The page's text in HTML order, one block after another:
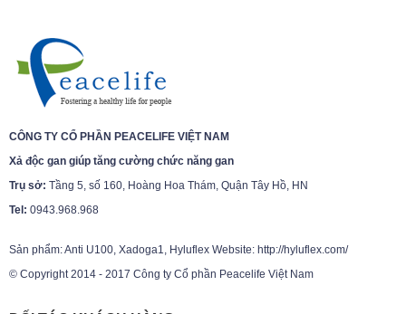
CÔNG TY CỔ PHẦN PEACELIFE VIỆT NAM
Xả độc gan giúp tăng cường chức năng gan
Trụ sở: Tầng 5, số 160, Hoàng Hoa Thám, Quận Tây Hồ, HN
Tel: 0943.968.968
Sản phẩm: Anti U100, Xadoga1, Hyluflex Website: http://hyluflex.com/
© Copyright 2014 - 2017 Công ty Cổ phần Peacelife Việt Nam